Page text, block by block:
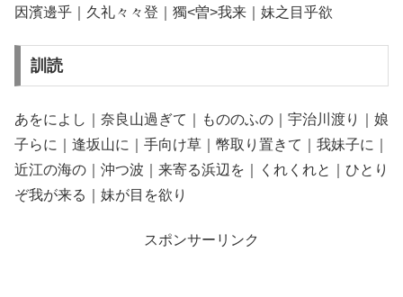
因濱邊乎｜久礼々々登｜獨<曽>我来｜妹之目乎欲
訓読
あをによし｜奈良山過ぎて｜もののふの｜宇治川渡り｜娘
子らに｜逢坂山に｜手向け草｜幣取り置きて｜我妹子に｜
近江の海の｜沖つ波｜来寄る浜辺を｜くれくれと｜ひとり
ぞ我が来る｜妹が目を欲り
スポンサーリンク